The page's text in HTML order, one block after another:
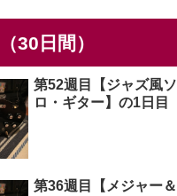
30日間）
第52週目【ジャズ風ソ
ロ・ギター】の1日目
第36週目【メジャー＆